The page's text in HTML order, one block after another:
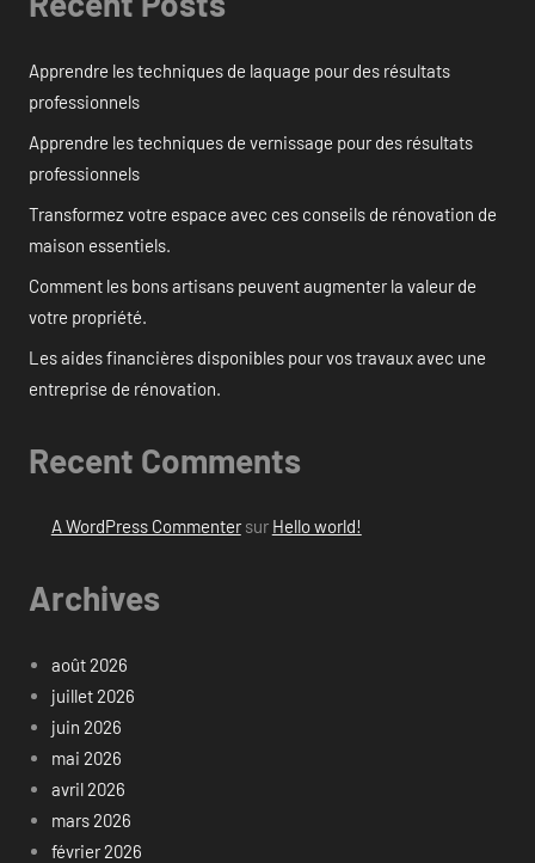
Apprendre les techniques de laquage pour des résultats
professionnels
Apprendre les techniques de vernissage pour des résultats
professionnels
Transformez votre espace avec ces conseils de rénovation de
maison essentiels.
Comment les bons artisans peuvent augmenter la valeur de
votre propriété.
Les aides financières disponibles pour vos travaux avec une
entreprise de rénovation.
Recent Comments
A WordPress Commentersur Hello world!
Archives
août 2026
juillet 2026
juin 2026
mai 2026
avril 2026
mars 2026
février 2026